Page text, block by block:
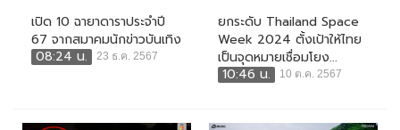
เปิด 10 ฉายาดาราประจำปี
67 จากสมาคมนักข่าวบันเทิง
08:24 น.
23 ธ.ค. 2567
ยกระดับ Thailand Space
Week 2024 ตั้งเป้าให้ไทย
เป็นจุดหมายเชื่อมโยง...
10:46 น.
10 ต.ค. 2567